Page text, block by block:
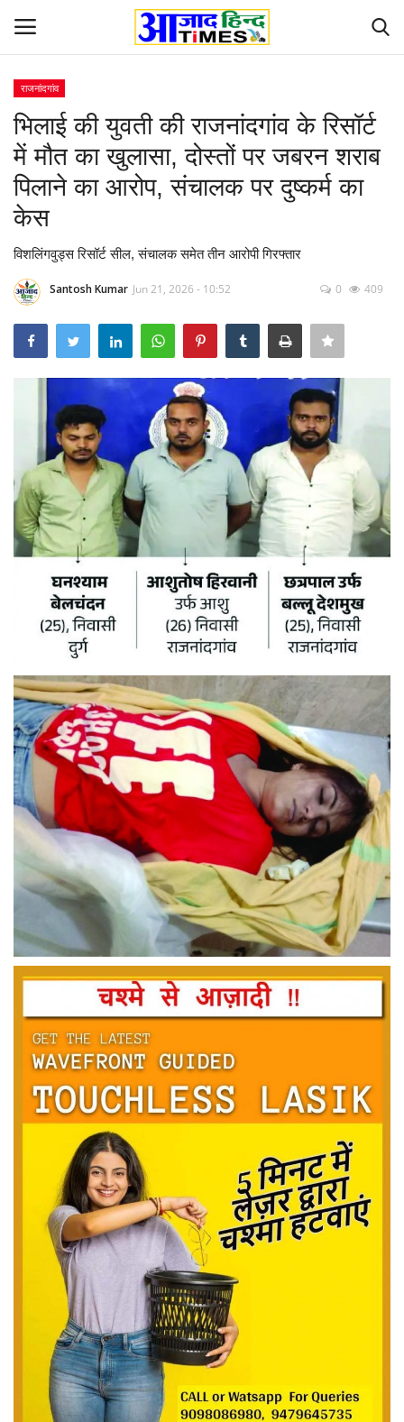
Home
ओडिशा
Contact
देश-विदेश
छत्तीसगढ़ राज्य
मनोरंजन
सेहत
धर्म
राशिफल
बिजनेस
फोटो
वीडियो
राजनांदगांव
भिलाई की युवती की राजनांदगांव के रिसॉर्ट
में मौत का खुलासा, दोस्तों पर जबरन शराब
पिलाने का आरोप, संचालक पर दुष्कर्म का
केस
विशलिंगवुड्स रिसॉर्ट सील, संचालक समेत तीन आरोपी गिरफ्तार
Santosh Kumar Jun 21, 2026 - 10:52 0 409